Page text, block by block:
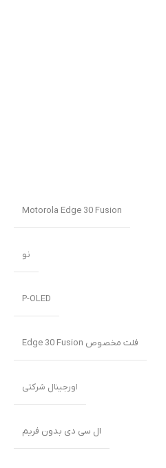
Motorola Edge 30 Fusion
نو
P-OLED
فلت مخصوص Edge 30 Fusion
اورجینال شرکتی
ال سی دی بدون فریم